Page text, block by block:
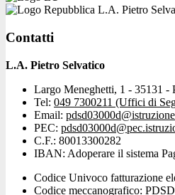
L.A. Pietro
Contatti
L.A. Pietro Selvatico
Largo Meneghetti, 1 - 35131 -
Tel: 049 7300211 (Uffici di
Email:
PEC:
C.F.: 80013300282
IBAN: Adoperare il sistema
Codice Univoco fatturazione
Codice meccanografico: